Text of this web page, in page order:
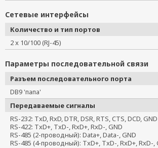
Сетевые интерфейсы
Количество и тип портов
2 x 10/100 (RJ-45)
Параметры последовательной связи
Разъем последовательного порта
DB9 'папа'
Передаваемые сигналы
RS-232: TxD, RxD, DTR, DSR, RTS, CTS, DCD,
RS-422: TxD+, TxD-, RxD+, RxD-, GND
RS-485 (2-проводный): Data+, Data-, GND
RS-485 (4-проводный): TxD+, TxD-, RxD+, RxD-,